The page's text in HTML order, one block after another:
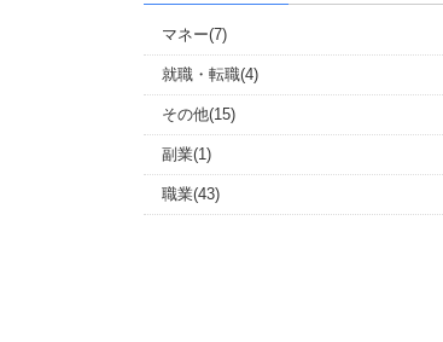
マネー(7)
就職・転職(4)
その他(15)
副業(1)
職業(43)